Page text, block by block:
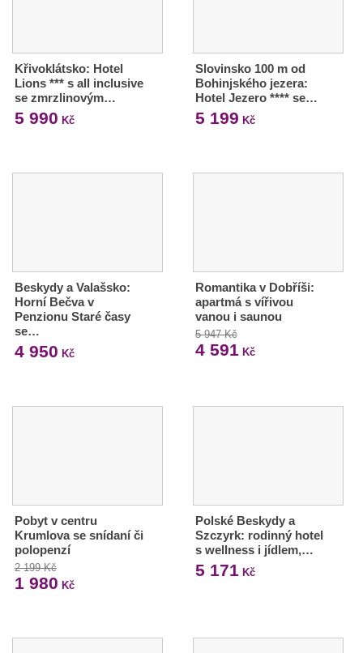
Křivoklátsko: Hotel
Lions *** s all inclusive
se zmrzlinovým…
5 990 Kč
Slovinsko 100 m od
Bohinjského jezera:
Hotel Jezero **** se…
5 199 Kč
Beskydy a Valašsko:
Horní Bečva v
Penzionu Staré časy
se…
4 950 Kč
Romantika v Dobříši:
apartmá s vířivou
vanou i saunou
5 947 Kč
4 591 Kč
Pobyt v centru
Krumlova se snídaní či
polopenzí
2 199 Kč
1 980 Kč
Polské Beskydy a
Szczyrk: rodinný hotel
s wellness i jídlem,…
5 171 Kč